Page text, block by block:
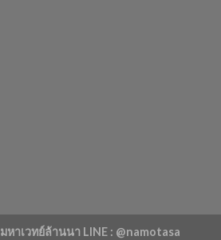
มหาเวทย์ล้านนา LINE : @namotasa